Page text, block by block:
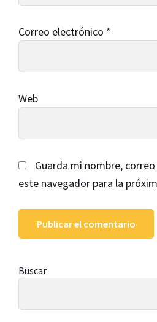
Correo electrónico *
Web
Guarda mi nombre,
este navegador para la
Barra
Buscar